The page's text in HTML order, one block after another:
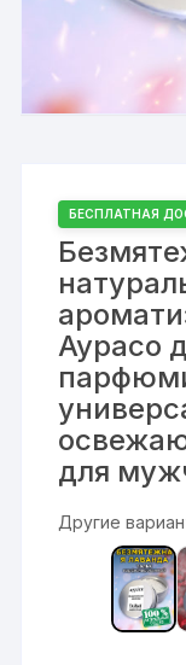
БЕСПЛАТНАЯ
Аурасо
для
Другие